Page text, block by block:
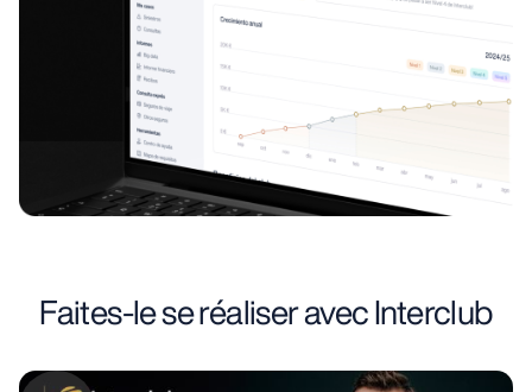
Faites-le se réaliser avec Interclub